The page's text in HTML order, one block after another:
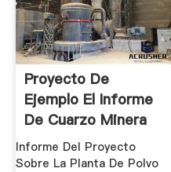
Proyecto De
Ejemplo El Informe
De Cuarzo Minera
Informe Del Proyecto
Sobre La Planta De Polvo